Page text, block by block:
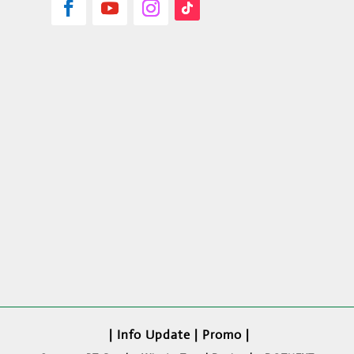
| Info Update | Promo|